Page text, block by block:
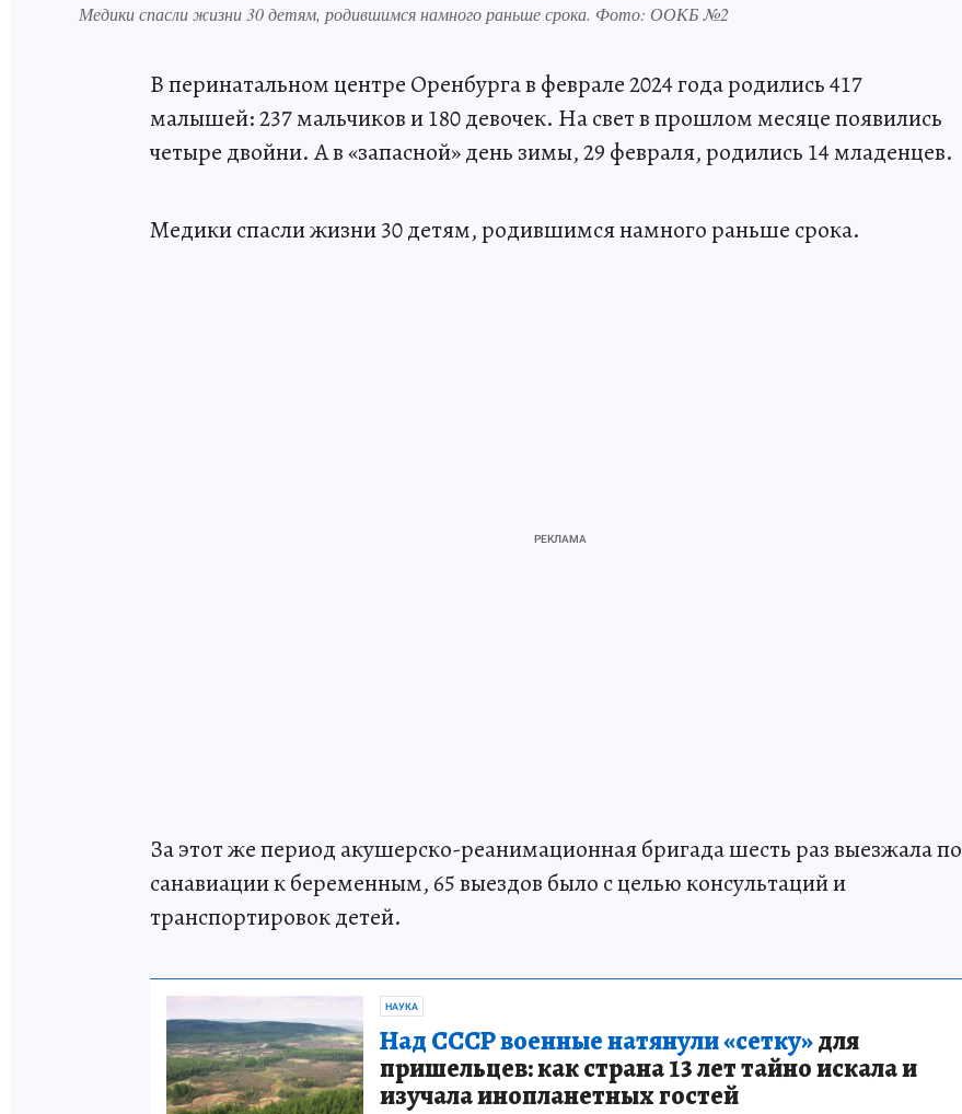
Медики спасли жизни 30 детям, родившимся намного раньше срока. Фото: ООКБ №2
В перинатальном центре Оренбурга в феврале 2024 года родились 417
малышей: 237 мальчиков и 180 девочек. На свет в прошлом месяце появились
четыре двойни. А в «запасной» день зимы, 29 февраля, родились 14 младенцев.
Медики спасли жизни 30 детям, родившимся намного раньше срока.
За этот же период акушерско-реанимационная бригада шесть раз выезжала по
санавиации к беременным, 65 выездов было с целью консультаций и
транспортировок детей.
НАУКА
Над СССР военные натянули «сетку»для
пришельцев: как страна 13 лет тайно искала и
изучала инопланетных гостей